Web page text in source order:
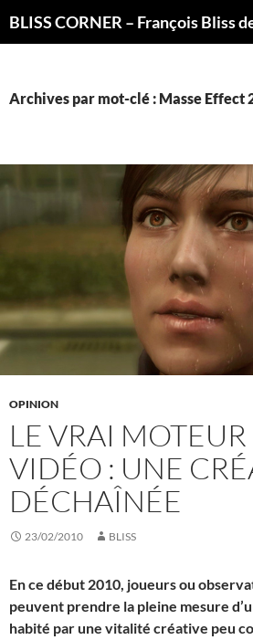
Archives par mot-clé : Masse Effect
OPINION
LE VRAI
VIDÉO : UNE
DÉCHAÎNÉE
23/02/2010 BLISS
En ce début 2010, joueurs ou
peuvent prendre la pleine mesure
habité par une vitalité créative peu